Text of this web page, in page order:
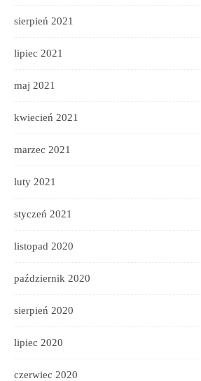
sierpień 2021
lipiec 2021
maj 2021
kwiecień 2021
marzec 2021
luty 2021
styczeń 2021
listopad 2020
październik 2020
sierpień 2020
lipiec 2020
czerwiec 2020